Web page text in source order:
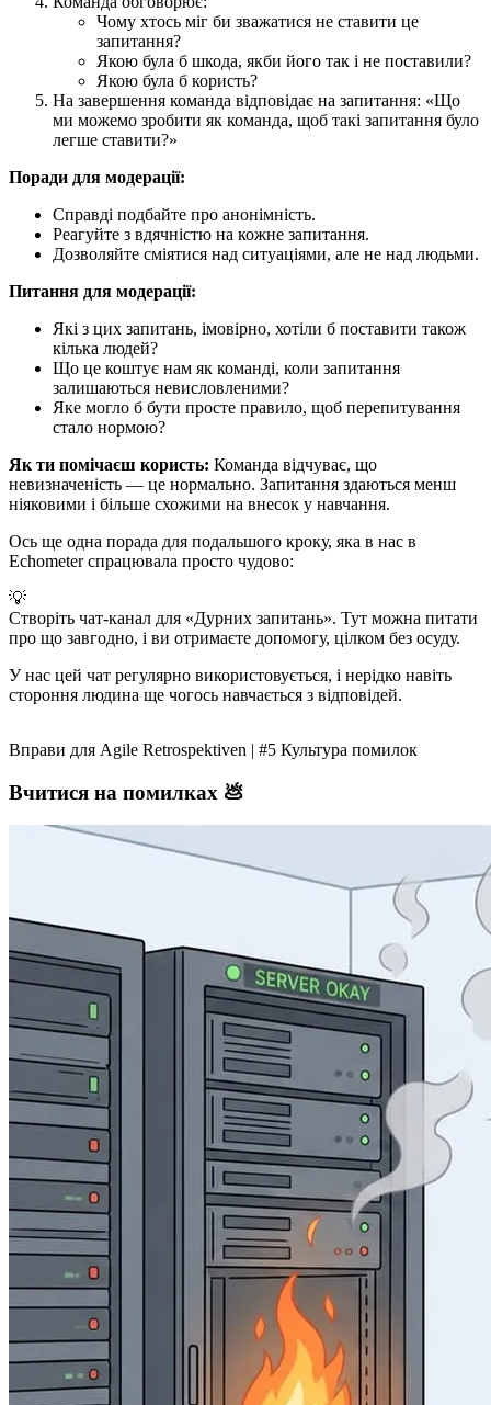
Чому хтось міг би зважатися не ставити це
запитання?
Якою була б шкода, якби його так і не поставили?
Якою була б користь?
На завершення команда відповідає на запитання: «Що
ми можемо зробити як команда, щоб такі запитання було
легше ставити?»
Поради для модерації:
Справді подбайте про анонімність.
Реагуйте з вдячністю на кожне запитання.
Дозволяйте сміятися над ситуаціями, але не над людьми.
Питання для модерації:
Які з цих запитань, імовірно, хотіли б поставити також
кілька людей?
Що це коштує нам як команді, коли запитання
залишаються невисловленими?
Яке могло б бути просте правило, щоб перепитування
стало нормою?
Як ти помічаєш користь: Команда відчуває, що
невизначеність — це нормально. Запитання здаються менш
ніяковими і більше схожими на внесок у навчання.
Ось ще одна порада для подальшого кроку, яка в нас в
Echometer спрацювала просто чудово:
💡
Створіть чат-канал для «Дурних запитань». Тут можна питати
про що завгодно, і ви отримаєте допомогу, цілком без осуду.
У нас цей чат регулярно використовується, і нерідко навіть
стороння людина ще чогось навчається з відповідей.
Вправи для Agile Retrospektiven | #5 Культура помилок
Вчитися на помилках 💩